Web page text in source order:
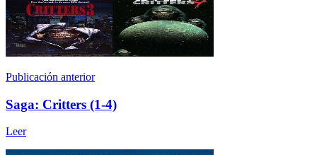
Publicación anterior
Saga: Critters (1-4)
Leer